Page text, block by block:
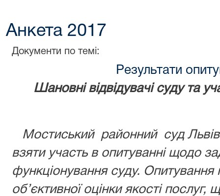
Анкета 2017
Документи по темі:
Результати
Шановні відвідувачі суду та
Мостиський районний суд
взяти участь в опитуванні щодо
функціонування суду.
об’єктивної оцінки якості